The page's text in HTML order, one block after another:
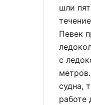
шли
Певек
с
судна,
работе